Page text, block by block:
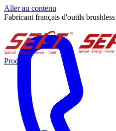
Aller au contenu
Fabricant français d'outils brushless
Produits